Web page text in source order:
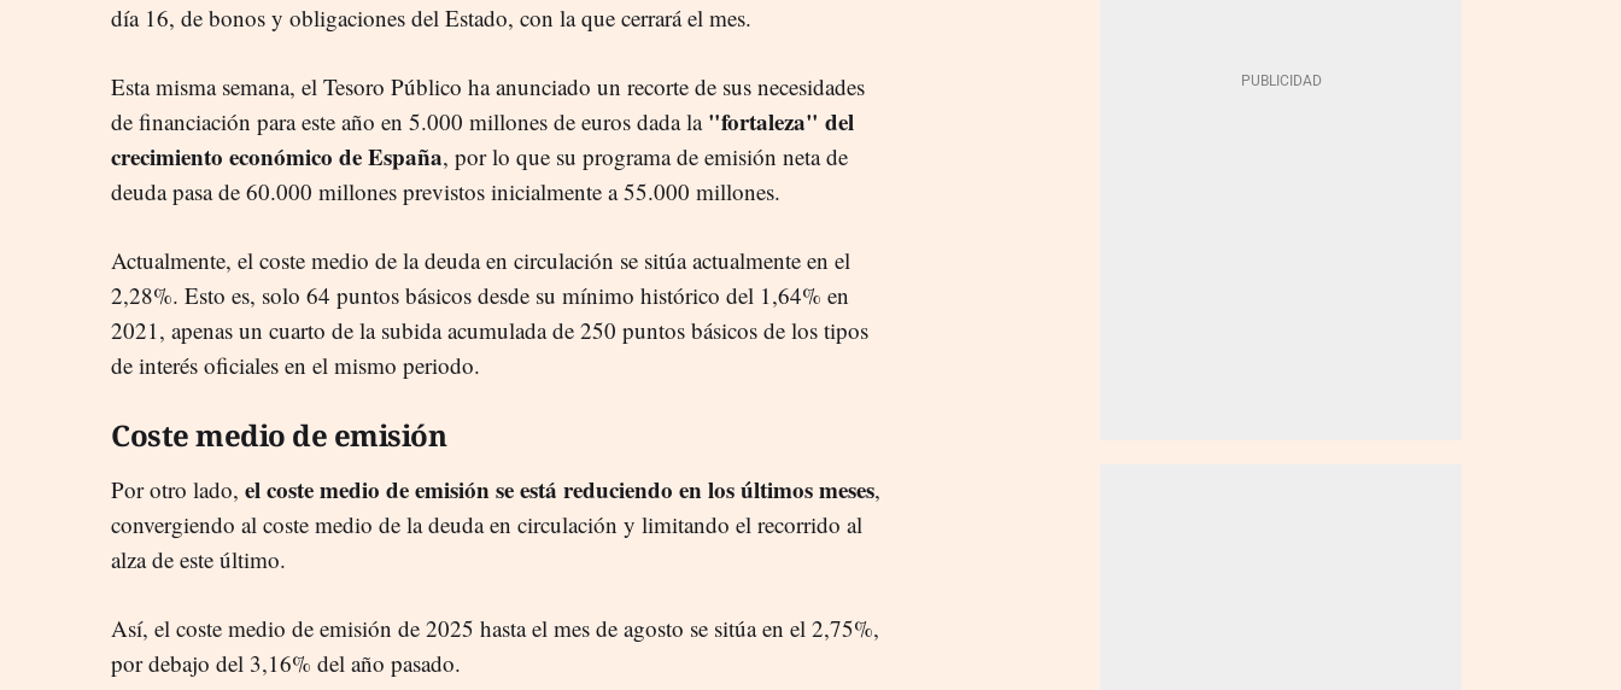
día 16, de bonos y obligaciones del Estado, con la que cerrará el mes.
Esta misma semana, el Tesoro Público ha anunciado un recorte de sus necesidades
de financiación para este año en 5.000 millones de euros dada la "fortaleza" del
crecimiento económico de España, por lo que su programa de emisión neta de
deuda pasa de 60.000 millones previstos inicialmente a 55.000 millones.
Actualmente, el coste medio de la deuda en circulación se sitúa actualmente en el
2,28%. Esto es, solo 64 puntos básicos desde su mínimo histórico del 1,64% en
2021, apenas un cuarto de la subida acumulada de 250 puntos básicos de los tipos
de interés oficiales en el mismo periodo.
Coste medio de emisión
Por otro lado, el coste medio de emisión se está reduciendo en los últimos meses,
convergiendo al coste medio de la deuda en circulación y limitando el recorrido al
alza de este último.
Así, el coste medio de emisión de 2025 hasta el mes de agosto se sitúa en el 2,75%,
por debajo del 3,16% del año pasado.